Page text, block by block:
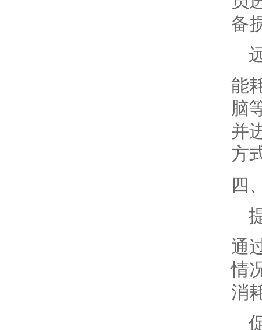
备
能
脑
并
方
四
通
情
消